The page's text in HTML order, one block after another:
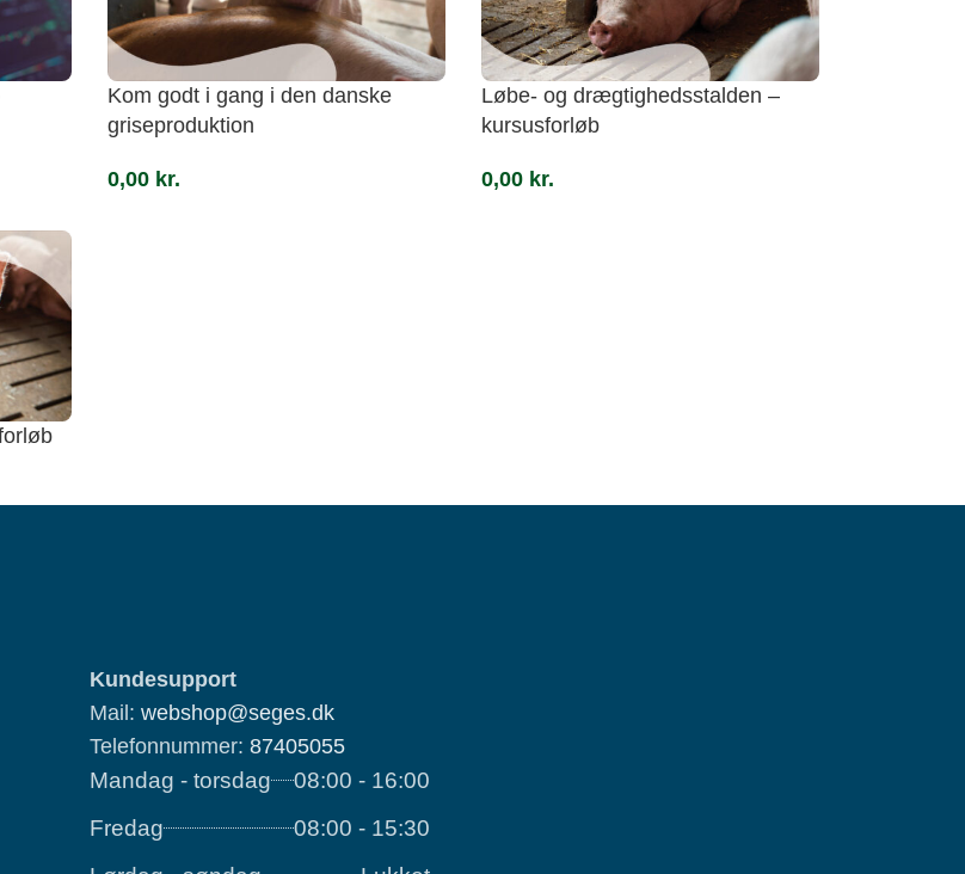
Kom godt i gang i den danske
griseproduktion
0,00 kr.
Løbe- og drægtighedsstalden –
kursusforløb
0,00 kr.
Kundesupport
Mail: webshop@seges.dk
Telefonnummer: 87405055
Mandag - torsdag
08:00 - 16:00
Fredag
08:00 - 15:30